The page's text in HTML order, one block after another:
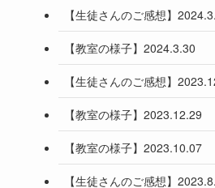
【生徒さんのご感想】
【教室の様子】2024.3.30
【生徒さんのご感想】
【教室の様子】2023.12.29
【教室の様子】2023.10.07
【生徒さんのご感想】